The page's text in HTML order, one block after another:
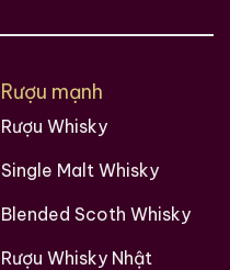
Rượu mạnh
Rượu Whisky
Single Malt Whisky
Blended Scoth Whisky
Rượu Whisky Nhật